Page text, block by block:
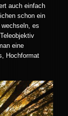
auch einfach
schon ein
es
eine
Hochformat